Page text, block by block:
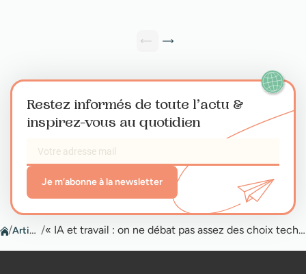
Restez informés de toute l’actu &
inspirez-vous au quotidien
Je m’abonne à la newsletter
/ Articles / « IA et travail : on ne débat pas assez des choix technologiques »